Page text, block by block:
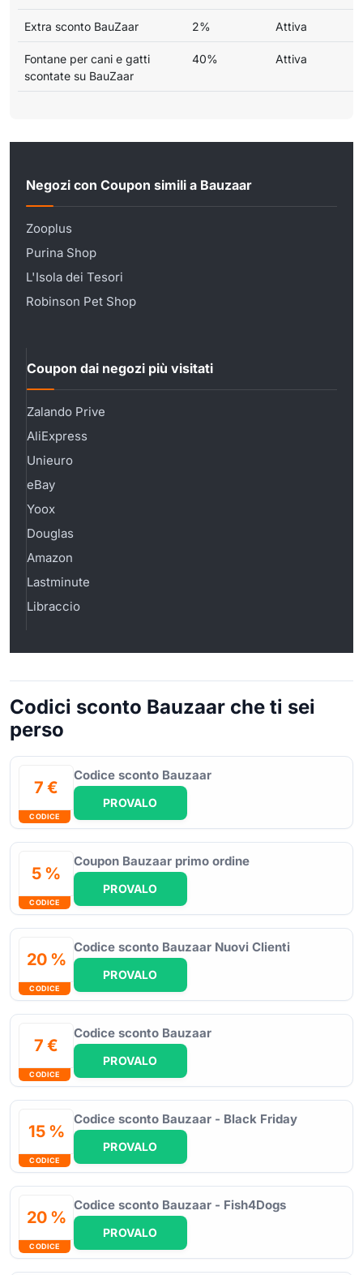
Extra sconto BauZaar 2% Attiva
Fontane per cani e gatti
scontate su BauZaar
40% Attiva
Negozi con Coupon simili a Bauzaar
Zooplus
Purina Shop
L'Isola dei Tesori
Robinson Pet Shop
Coupon dai negozi più visitati
Zalando Prive
AliExpress
Unieuro
eBay
Yoox
Douglas
Amazon
Lastminute
Libraccio
Codici sconto Bauzaar che ti sei
perso
7 €
CODICE
Codice sconto Bauzaar
PROVALO
5 %
CODICE
Coupon Bauzaar primo ordine
PROVALO
20 %
CODICE
Codice sconto Bauzaar Nuovi Clienti
PROVALO
7 €
CODICE
Codice sconto Bauzaar
PROVALO
15 %
CODICE
Codice sconto Bauzaar - Black Friday
PROVALO
20 %
CODICE
Codice sconto Bauzaar - Fish4Dogs
PROVALO